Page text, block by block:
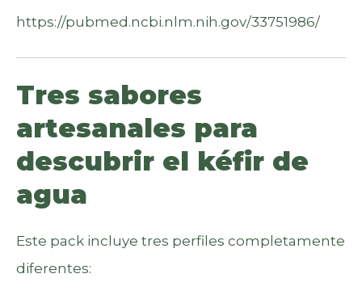
https://pubmed.ncbi.nlm.nih.gov/33751986/
Tres sabores
artesanales para
descubrir el kéfir de
agua
Este pack incluye tres perfiles completamente
diferentes: